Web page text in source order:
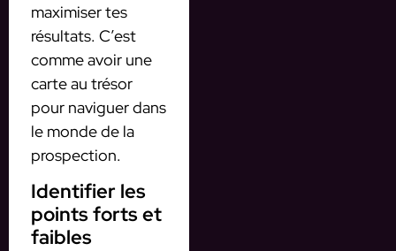
maximiser tes
résultats. C’est
comme avoir une
carte au trésor
pour naviguer dans
le monde de la
prospection.
Identifier les
points forts et
faibles